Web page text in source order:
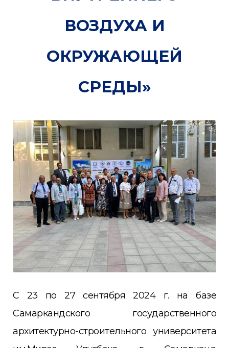
ВОЗДУХА И
ОКРУЖАЮЩЕЙ
СРЕДЫ»
С 23 по 27 сентября 2024 г. на базе
Самаркандского государственного
архитектурно-строительного университета